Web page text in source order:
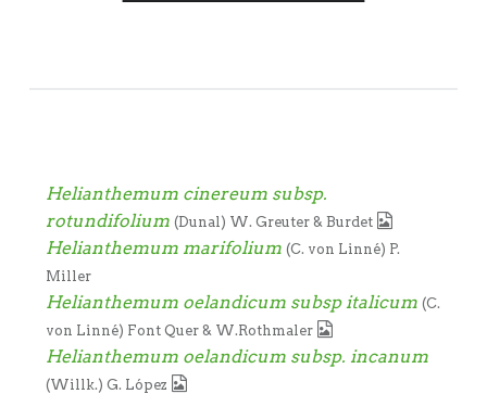
Helianthemum cinereum subsp.
rotundifolium (Dunal) W. Greuter & Burdet
Helianthemum marifolium (C. von Linné) P.
Miller
Helianthemum oelandicum subsp italicum (C.
von Linné) Font Quer & W.Rothmaler
Helianthemum oelandicum subsp. incanum
(Willk.) G. López